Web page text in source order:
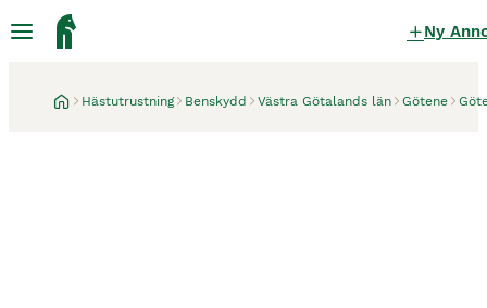
Ny
Hästutrustning Benskydd Västra Götalands län Götene